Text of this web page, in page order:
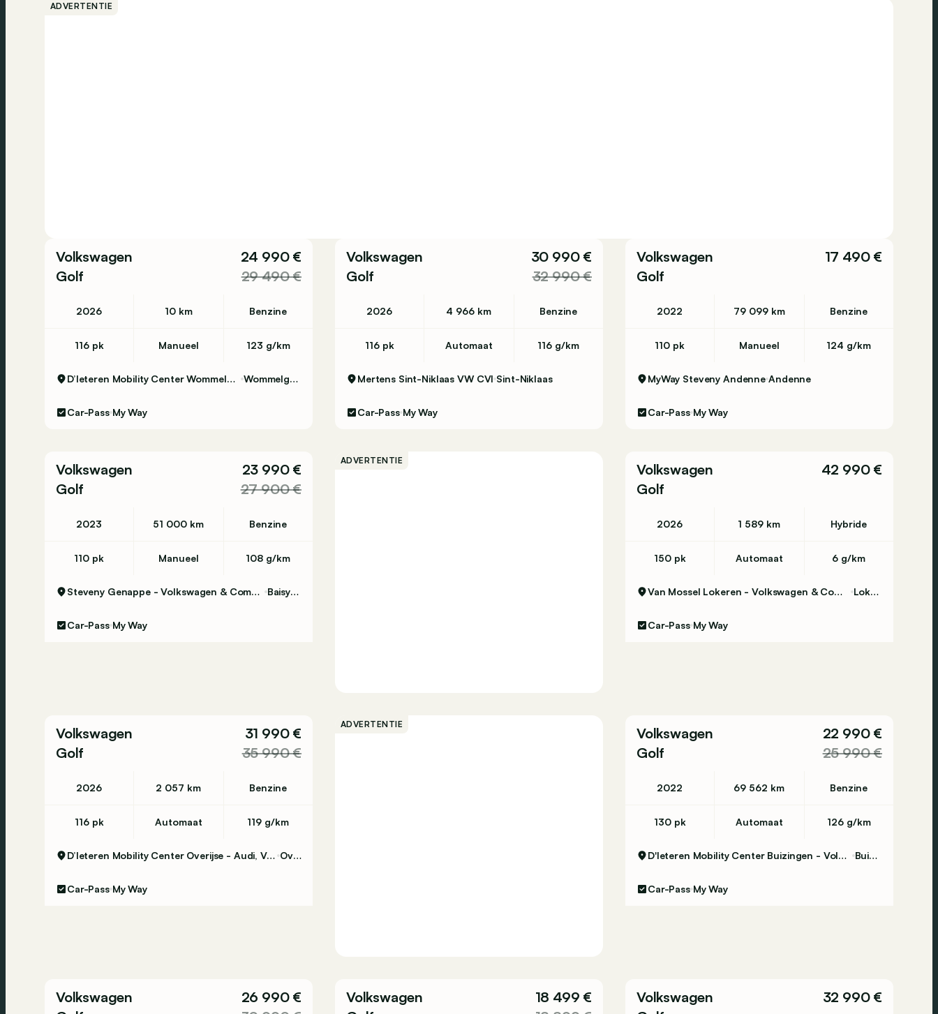
ADVERTENTIE
Volkswagen
Golf
24 990 €
29 490 €
2026 10 km Benzine
116 pk Manueel 123 g/km
D’Ieteren Mobility Center Wommelgem Wommelgem
Car-Pass My Way
Volkswagen
Golf
30 990 €
32 990 €
2026 4 966 km Benzine
116 pk Automaat 116 g/km
Mertens Sint-Niklaas VW CVI Sint-Niklaas
Car-Pass My Way
Volkswagen
Golf
17 490 €
2022 79 099 km Benzine
110 pk Manueel 124 g/km
MyWay Steveny Andenne Andenne
Car-Pass My Way
Volkswagen
Golf
23 990 €
27 900 €
2023 51 000 km Benzine
110 pk Manueel 108 g/km
Steveny Genappe - Volkswagen & Commercial Vehicles Baisy-Thy
Car-Pass My Way
ADVERTENTIE
Volkswagen
Golf
42 990 €
2026 1 589 km Hybride
150 pk Automaat 6 g/km
Van Mossel Lokeren - Volkswagen & Commercial Vehicles Lokeren
Car-Pass My Way
Volkswagen
Golf
31 990 €
35 990 €
2026 2 057 km Benzine
116 pk Automaat 119 g/km
D’Ieteren Mobility Center Overijse - Audi, Volkswagen & Commercial Vehicles Overijse
Car-Pass My Way
ADVERTENTIE
Volkswagen
Golf
22 990 €
25 990 €
2022 69 562 km Benzine
130 pk Automaat 126 g/km
D'Ieteren Mobility Center Buizingen - Volkswagen & Commercial Vehicles Buizingen
Car-Pass My Way
Volkswagen
26 990 €
Volkswagen
18 499 €
Volkswagen
32 990 €